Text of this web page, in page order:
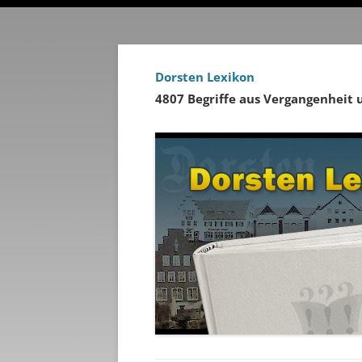
Dorsten Lexikon
4807 Begriffe aus Vergangenheit